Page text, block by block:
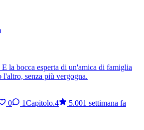
la bocca esperta di un'amica di famiglia
senza più vergogna.
0 1Capitolo.4 5.001 settimana fa